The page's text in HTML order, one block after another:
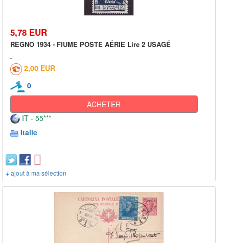
5,78 EUR
REGNO 1934 - FIUME POSTE AÉRIE Lire 2 USAGÉ
2,00 EUR
0
ACHETER
IT - 55***
Italie
+ ajout à ma sélection